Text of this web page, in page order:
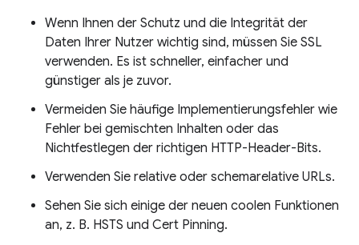
Wenn Ihnen der Schutz und die Integrität der
Daten Ihrer Nutzer wichtig sind, müssen Sie SSL
verwenden. Es ist schneller, einfacher und
günstiger als je zuvor.
Vermeiden Sie häufige Implementierungsfehler wie
Fehler bei gemischten Inhalten oder das
Nichtfestlegen der richtigen HTTP-Header-Bits.
Verwenden Sie relative oder schemarelative URLs.
Sehen Sie sich einige der neuen coolen Funktionen
an, z. B. HSTS und Cert Pinning.